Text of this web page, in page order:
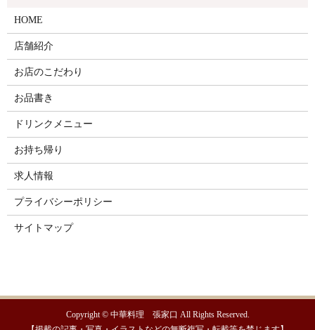
HOME
店舗紹介
お店のこだわり
お品書き
ドリンクメニュー
お持ち帰り
求人情報
プライバシーポリシー
サイトマップ
Copyright © 中華料理 張家口 All Rights Reserved.